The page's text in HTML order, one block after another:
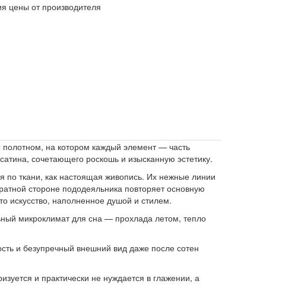
цены от производителя
полотном, на котором каждый элемент — часть
сочетающего роскошь и изысканную эстетику.
ткани, как настоящая живопись. Их нежные линии
стороне пододеяльника повторяет основную
искусство, наполненное душой и стилем.
микроклимат для сна — прохлада летом, тепло
и безупречный внешний вид даже после сотен
и практически не нуждается в глажении, а